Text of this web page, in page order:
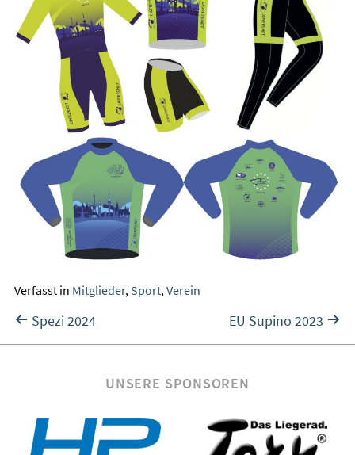
Verfasst in Mitglieder, Sport,Verein
Beitragsnavigation
Vorheriger:
Spezi 2024 Nächster:
EU Supino 2023
UNSERE SPONSOREN